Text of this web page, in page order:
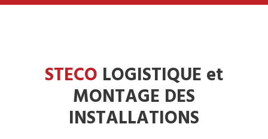
STECO LOGISTIQUE et
MONTAGE DES
INSTALLATIONS